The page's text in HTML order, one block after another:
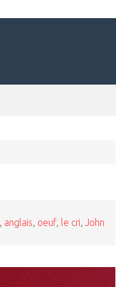
anglais oeuf, le cri
John